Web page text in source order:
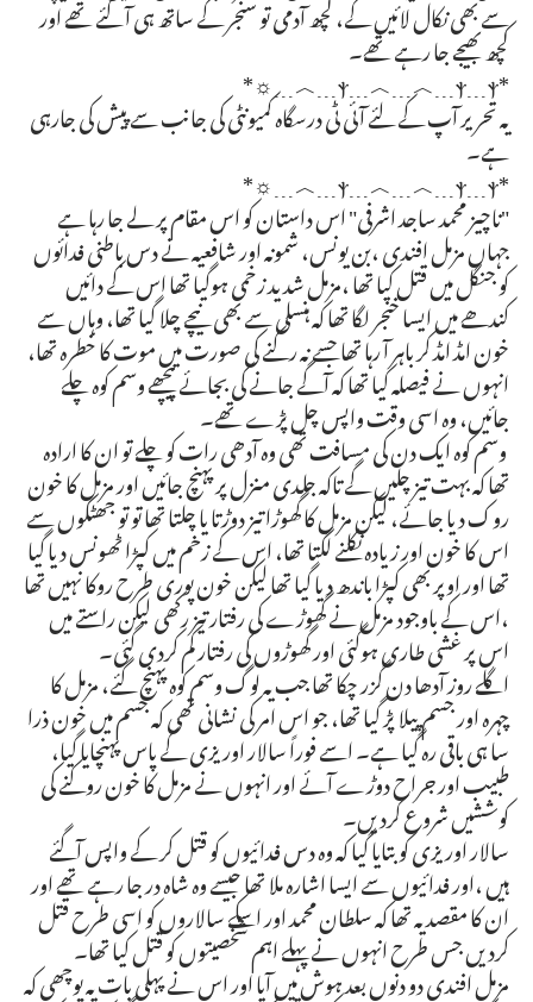
سے بھی نکال لائیں گے، کچھ آدمی تو سنجر کے ساتھ ہی آ گئے تھے اور
کچھ بھیجے جا رہے تھے۔
*ⲯ﹍︿﹍︿﹍ⲯ﹍ⲯ﹍︿﹍☼*
یہ تحریر آپ کے لئے آئی ٹی درسگاہ کمیونٹی کی جانب سے پیش کی جارہی
ہے۔
*ⲯ﹍︿﹍︿﹍ⲯ﹍ⲯ﹍︿﹍☼*
"ناچیز محمد ساجد اشرفی" اس داستان کو اس مقام پر لے جا رہا ہے
جہاں مزمل افندی ،بن یونس، شمونہ اور شافعیہ نے دس باطنی فدائوں
کو جنگل میں قتل کیا تھا ،مزمل شدید زخمی ہوگیا تھا اس کے دائیں
کندھے میں ایسا خنجر لگا تھا کہ ہنسلی سے بھی نیچے چلا گیا تھا، وہاں سے
خون امڈ امڈ کر باہر آ رہا تھا جسے نہ رکنے کی صورت میں موت کا خطرہ تھا،
انہوں نے فیصلہ کیا تھا کہ آگے جانے کی بجائے پیچھے وسم کوہ چلے
جائیں، وہ اسی وقت واپس چل پڑے تھے۔
وسم کوہ ایک دن کی مسافت تھی وہ آدھی رات کو چلے تو ان کا ارادہ
تھا کہ بہت تیز چلیں گے تاکہ جلدی منزل پر پہنچ جائیں اور مزمل کا خون
روک دیا جائے، لیکن مزمل کا گھوڑا تیز دوڑتا یا چلتا تھا تو تو جھٹکوں سے
اس کا خون اور زیادہ نکلنے لگتا تھا، اس کے زخم میں کپڑا ٹھونس دیا گیا
تھا اور اوپر بھی کپڑا باندھ دیا گیا تھا لیکن خون پوری طرح روکا نہیں تھا
،اس کے باوجود مزمل نے گھوڑے کی رفتار تیز رکھی لیکن راستے میں
اس پر غشی طاری ہوگئی اور گھوڑوں کی رفتار کم کردی گئی۔
اگلے روز آدھا دن گزر چکا تھا جب یہ لوگ وسم کوہ پہنچ گئے، مزمل کا
چہرہ اور جسم پیلا پڑ گیا تھا، جو اس امر کی نشانی تھی کہ جسم میں خون ذرا
سا ہی باقی رہ گیا ہے۔ اسے فوراً سالار اوریزی کے پاس پہنچایا گیا،
طبیب اور جراح دوڑے آئے اور انہوں نے مزمل کا خون روکنے کی
کوششیں شروع کردیں۔
سالار اوریزی کو بتایا گیا کہ وہ دس فدائیوں کو قتل کر کے واپس آگئے
ہیں ،اور فدائیوں سے ایسا اشارہ ملا تھا جیسے وہ شاہ در جا رہے تھے اور
ان کا مقصد یہ تھا کہ سلطان محمد اور اسکے سالاروں کو اسی طرح قتل
کردیں جس طرح انہوں نے پہلے اہم شخصیتوں کو قتل کیا تھا۔
مزمل افندی دو دنوں بعد ہوش میں آیا اور اس نے پہلی بات یہ پوچھی کہ